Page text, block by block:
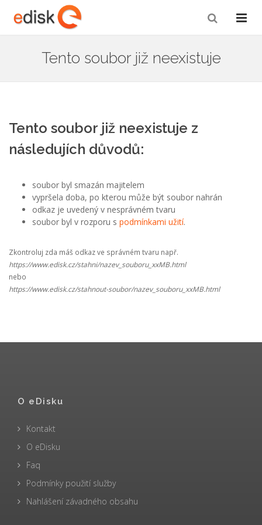
Tento soubor již neexistuje
Tento soubor již neexistuje z
následujích důvodů:
soubor byl smazán majitelem
vypršela doba, po kterou může být soubor nahrán
odkaz je uvedený v nesprávném tvaru
soubor byl v rozporu s podmínkami užití.
Zkontroluj zda máš odkaz ve správném tvaru např.
https://www.edisk.cz/stahni/nazev_souboru_xxMB.html
nebo
https://www.edisk.cz/stahnout-soubor/nazev_souboru_xxMB.html
O eDisku
Kontakt
O eDisku
Faq
Podmínky použití služby
Nahlášení závadného obsahu